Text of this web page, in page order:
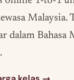
Malaysia.
dalam Bahasa